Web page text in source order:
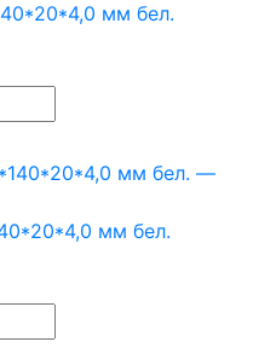
мм бел.
мм бел.